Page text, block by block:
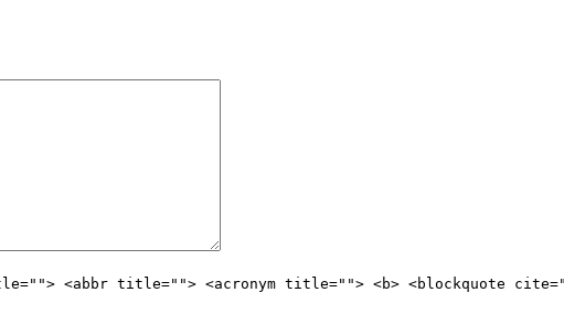
<abbr title=""> <acronym title=""> <b> <blockquote